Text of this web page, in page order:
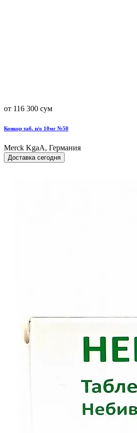
от 116 300 сум
Конкор таб. п/о 10мг №50
Merck KgaA, Германия
Доставка сегодня